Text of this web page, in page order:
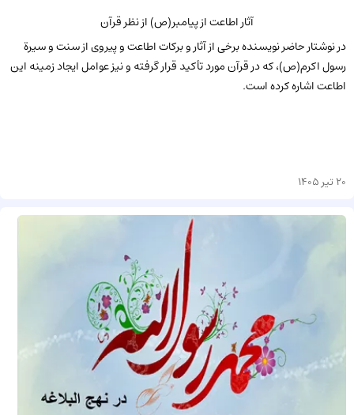
آثار اطاعت از پیامبر(ص) از نظر قرآن
در نوشتار حاضر نویسنده برخی از آثار و برکات اطاعت و پیروی از سنت و سیرة
رسول اکرم(ص)، که در قرآن مورد تأکید قرار گرفته و نیز عوامل ایجاد زمینه این
اطاعت اشاره کرده است.
20 تیر 1405